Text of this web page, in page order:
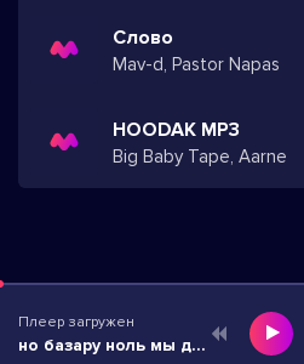
Слово
Mav-d, Pastor Napas
HOODAK MP3
Big Baby Tape, Aarne
Плеер загружен
но базару ноль мы держим контроль